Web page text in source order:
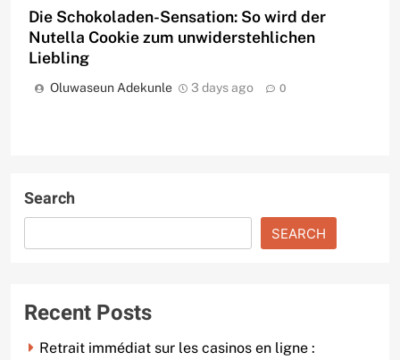
Die Schokoladen-Sensation: So wird der
Nutella Cookie zum unwiderstehlichen
Liebling
Oluwaseun Adekunle 3 days ago 0
Search
SEARCH
Recent Posts
Retrait immédiat sur les casinos en ligne :